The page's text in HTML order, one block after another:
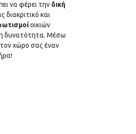
να φέρει την δική
διακριτικό και
οικιών
δυνατότητα. Μέσω
χώρο σας έναν